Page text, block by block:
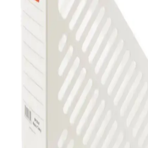
Esselte Eco ve Noki Plastik
Karşılaştırması: Özellikler ve
İki popüler klasör türü olan Esselte Eco ve
özellikleri, kullanım alanları ve kullanıcı
detaylı karşılaştırma.
Gen-of Plastik Klasör Geniş
Karşılaştırması ve Ofis Kullanımı
İki farklı renk seçeneğiyle sunulan Gen-of
dayanıklılık ve kullanım kolaylığıyla ofis
karşılar, düzen sağlar ve uzun ömürlüdür.
Noki Plastik Geniş Klasörler